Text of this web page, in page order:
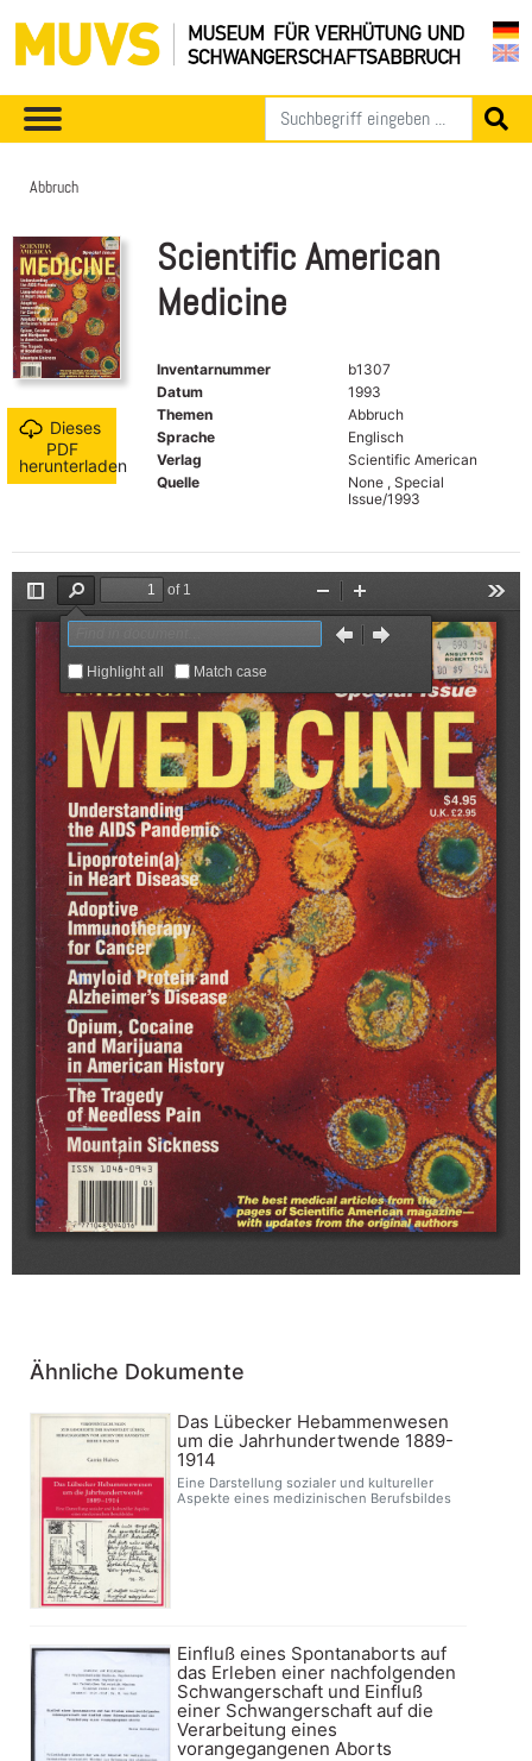
Abbruch
Dieses
PDF
herunterladen
Scientific American
Medicine
Inventarnummer
b1307
Datum
1993
Themen
Abbruch
Sprache
Englisch
Verlag
Scientific American
Quelle
None , Special
Issue/1993
Ähnliche Dokumente
Das Lübecker Hebammenwesen
um die Jahrhundertwende 1889-
1914
Eine Darstellung sozialer und kultureller
Aspekte eines medizinischen Berufsbildes
Einfluß eines Spontanaborts auf
das Erleben einer nachfolgenden
Schwangerschaft und Einfluß
einer Schwangerschaft auf die
Verarbeitung eines
vorangegangenen Aborts